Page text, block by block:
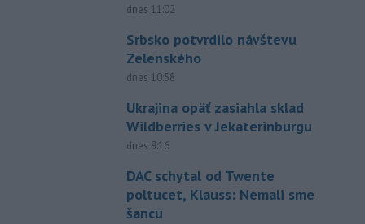
dnes 11:02
Srbsko potvrdilo návštevu
Zelenského
dnes 10:58
Ukrajina opäť zasiahla sklad
Wildberries v Jekaterinburgu
dnes 9:16
DAC schytal od Twente
poltucet, Klauss: Nemali sme
šancu